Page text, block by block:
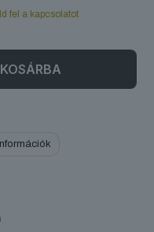
fel a kapcsolatot
KOSÁRBA